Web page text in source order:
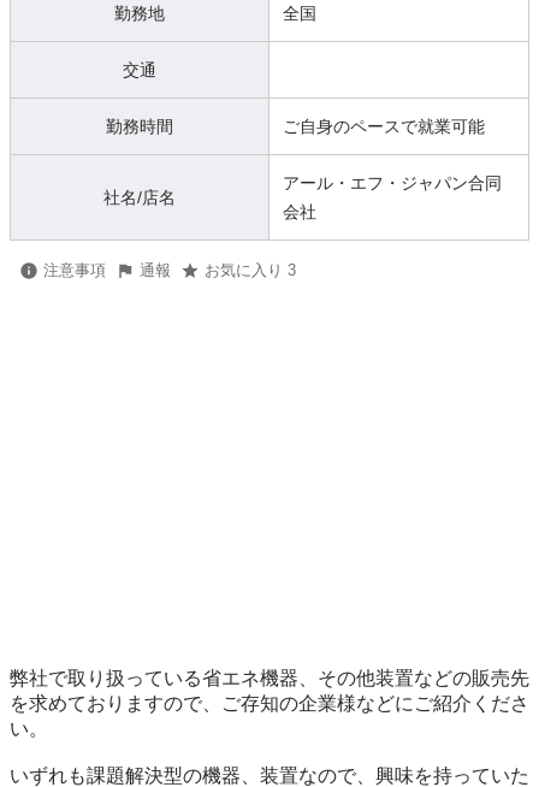
勤務地 全国
交通
勤務時間 ご自身のペースで就業可能
社名/店名
アール・エフ・ジャパン合同
会社
注意事項 通報 お気に入り 3
弊社で取り扱っている省エネ機器、その他装置などの販売先
を求めておりますので、ご存知の企業様などにご紹介くださ
い。
いずれも課題解決型の機器、装置なので、興味を持っていた